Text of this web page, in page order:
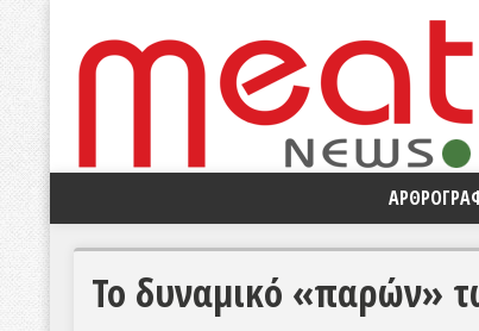
Το δυναμικό «παρών»